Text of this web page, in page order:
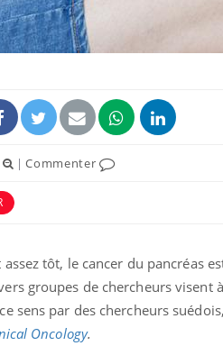
|Commenter
tôt, le cancer du pancréas
groupes de chercheurs visent
sens par des chercheurs
Oncology.